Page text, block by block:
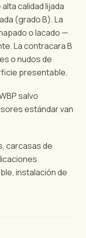
calidad lijada
(grado B). La
o lacado —
La contracara B
o nudos de
presentable.
salvo
estándar van
carcasas de
instalación de